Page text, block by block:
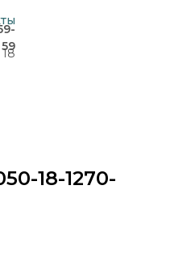
59
18-1270-